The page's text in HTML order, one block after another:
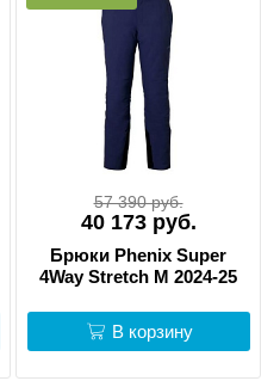
57 390 руб.
40 173 руб.
Брюки Phenix Super
4Way Stretch M 2024-25
В корзину